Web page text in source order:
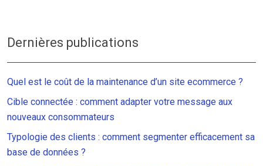
Dernières publications
Quel est le coût de la maintenance d’un site ecommerce ?
Cible connectée : comment adapter votre message aux
nouveaux consommateurs
Typologie des clients : comment segmenter efficacement sa
base de données ?